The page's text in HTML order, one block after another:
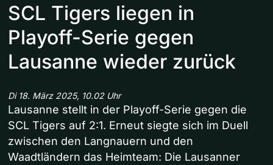
SCL Tigers liegen in
Playoff-Serie gegen
Lausanne wieder zurück
Di 18. März 2025, 10.02 Uhr
Lausanne stellt in der Playoff-Serie gegen die
SCL Tigers auf 2:1. Erneut siegte sich im Duell
zwischen den Langnauern und den
Waadtländern das Heimteam: Die Lausanner